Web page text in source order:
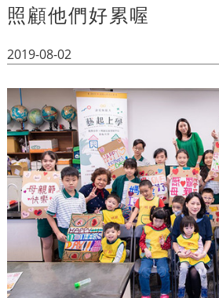
照顧他們好累喔
2019-08-02